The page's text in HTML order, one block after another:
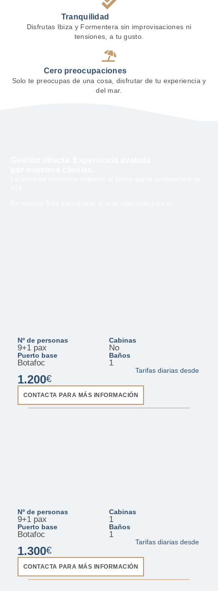
Tranquilidad
Disfrutas Ibiza y Formentera sin improvisaciones ni
tensiones, a tu gusto.
Cero preocupaciones
Solo te preocupas de una cosa, disfrutar de tu experiencia y
del mar.
Nº de personas
9+1 pax
Cabinas
No
Puerto base
Botafoc
Baños
1
Tarifas diarias desde
1.200€
CONTACTA PARA MÁS INFORMACIÓN
Nº de personas
9+1 pax
Cabinas
1
Puerto base
Botafoc
Baños
1
Tarifas diarias desde
1.300€
CONTACTA PARA MÁS INFORMACIÓN